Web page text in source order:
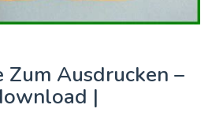
Ausdrucken –
|